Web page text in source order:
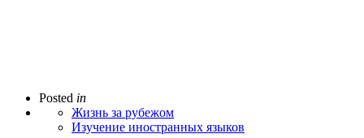
Posted in
Жизнь за рубежом
Изучение иностранных языков